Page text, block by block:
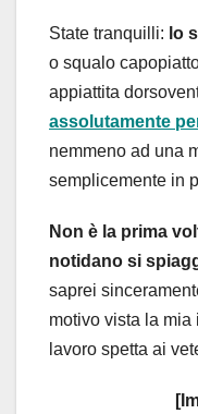
State tranquilli: lo
o squalo
appiattita
assolutamente
nemmeno ad una
semplicemente in
Non è la prima
notidano si
saprei
motivo vista la
lavoro spetta ai